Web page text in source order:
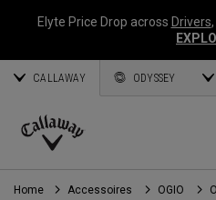
Elyte Price Drop across Drivers,
CALLAWAY ODYSSEY
Callaway
Golf
Home Accessoires OGIO